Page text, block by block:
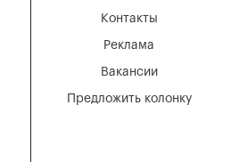
Вакансии
Реклама
Контакты
Предложить колонку